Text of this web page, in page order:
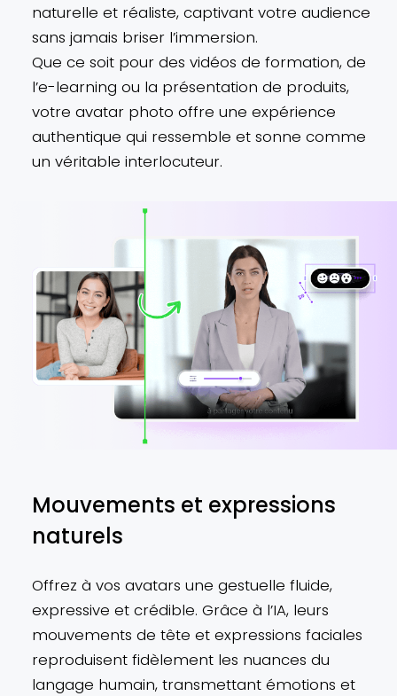
naturelle et réaliste, captivant votre audience
sans jamais briser l’immersion.
Que ce soit pour des vidéos de formation, de
l’e-learning ou la présentation de produits,
votre avatar photo offre une expérience
authentique qui ressemble et sonne comme
un véritable interlocuteur.
Mouvements et expressions
naturels
Offrez à vos avatars une gestuelle fluide,
expressive et crédible. Grâce à l’IA, leurs
mouvements de tête et expressions faciales
reproduisent fidèlement les nuances du
langage humain, transmettant émotions et